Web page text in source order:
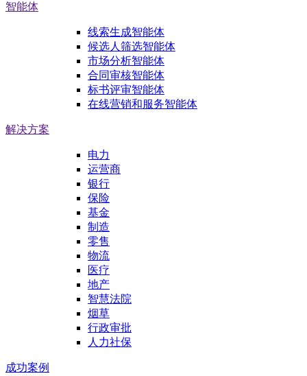
智能体
线索生成智能体
候选人筛选智能体
市场分析智能体
合同审核智能体
标书评审智能体
在线营销和服务智能体
解决方案
电力
运营商
银行
保险
基金
制造
零售
物流
医疗
地产
智慧法院
烟草
行政审批
人力社保
成功案例